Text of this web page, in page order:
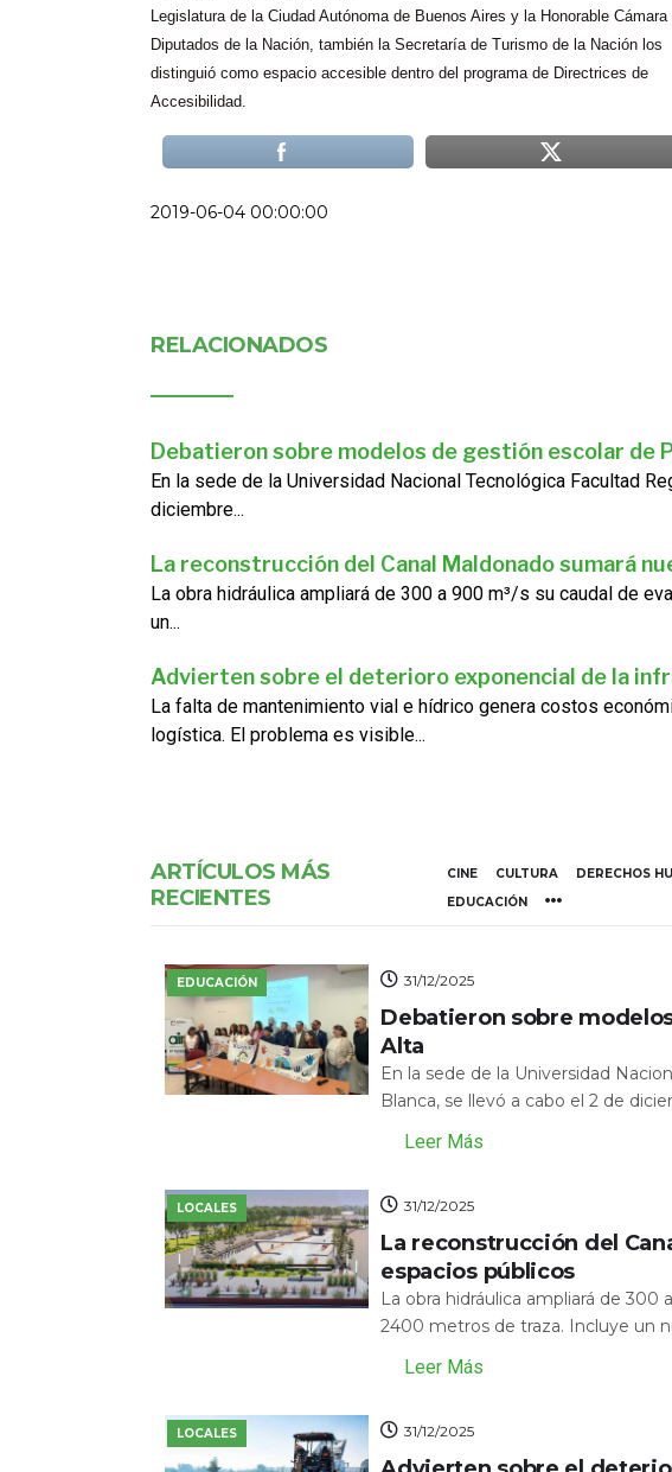
Legislatura de la Ciudad Autónoma de Buenos Aires y la Honorable Cámara
Diputados de la Nación, también la Secretaría de Turismo de la Nación los
distinguió como espacio accesible dentro del programa de Directrices de
Accesibilidad.
2019-06-04 00:00:00
RELACIONADOS
Debatieron sobre modelos de gestión escolar de
En la sede de la Universidad Nacional Tecnológica Facultad
diciembre...
La reconstrucción del Canal Maldonado sumará
La obra hidráulica ampliará de 300 a 900 m³/s su caudal de
un...
Advierten sobre el deterioro exponencial de la
La falta de mantenimiento vial e hídrico genera costos
logística. El problema es visible...
ARTÍCULOS MÁS
RECIENTES
CINE CULTURA DERECHOS
EDUCACIÓN
EDUCACIÓN 31/12/2025
Debatieron sobre
Alta
En la sede de la Universidad
Blanca, se llevó a cabo el 2 de
Leer Más
LOCALES 31/12/2025
La reconstrucción del
espacios públicos
La obra hidráulica ampliará de 300
2400 metros de traza. Incluye un
Leer Más
LOCALES 31/12/2025